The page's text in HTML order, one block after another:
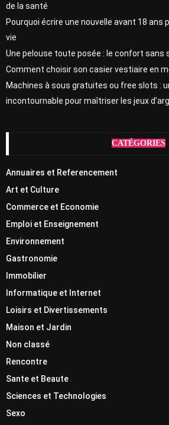
de la santé
Pourquoi écrire une nouvelle avant 18
vie
Une pelouse toute posée : le confort sans
Comment choisir son casier vestiaire en
Machines à sous gratuites ou free slots :
incontournable pour maîtriser les jeux
CATÉGORIES
Annuaires et Referencement
Art et Culture
Commerce et Economie
Emploi et Enseignement
Environnement
Gastronomie
Immobilier
Informatique et Internet
Loisirs et Divertissements
Maison et Jardin
Non classé
Rencontre
Sante et Beaute
Sciences et Technologies
Sexo